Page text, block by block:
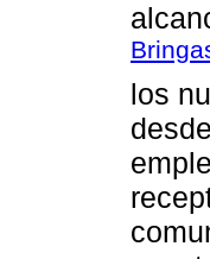
los